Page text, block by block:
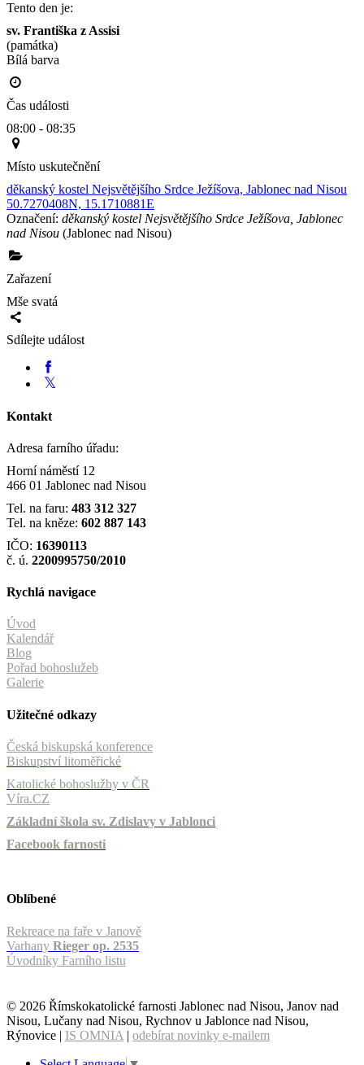
Tento den je:
sv. Františka z Assisi
(památka)
Bílá barva
Čas události
08:00 - 08:35
Místo uskutečnění
děkanský kostel Nejsvětějšího Srdce Ježíšova, Jablonec nad Nisou
50.7270408N, 15.1710881E
Označení: děkanský kostel Nejsvětějšího Srdce Ježíšova, Jablonec
nad Nisou (Jablonec nad Nisou)
Zařazení
Mše svatá
Sdílejte událost
Kontakt
Adresa farního úřadu:
Horní náměstí 12
466 01 Jablonec nad Nisou
Tel. na faru: 483 312 327
Tel. na kněze: 602 887 143
IČO: 16390113
č. ú. 2200995750/2010
Rychlá navigace
Úvod
Kalendář
Blog
Pořad bohoslužeb
Galerie
Užitečné odkazy
Česká biskupská konference
Biskupství litoměřické
Katolické bohoslužby v ČR
Víra.CZ
Základní škola sv. Zdislavy v Jablonci
Facebook farnosti
Oblíbené
Rekreace na faře v Janově
Varhany Rieger op. 2535
Úvodníky Farního listu
© 2026 Římskokatolické farnosti Jablonec nad Nisou, Janov nad
Nisou, Lučany nad Nisou, Rychnov u Jablonce nad Nisou,
Rýnovice | IS OMNIA | odebírat novinky e-mailem